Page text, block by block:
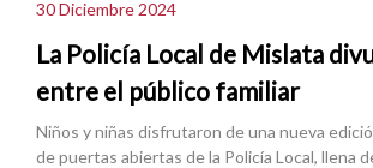
30 Diciembre 2024
La Policía Local de Mislata
entre el público familiar
Niños y niñas disfrutaron de una nueva
de puertas abiertas de la Policía Local, llena